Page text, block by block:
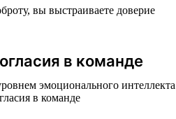
вы выстраиваете доверие
в команде